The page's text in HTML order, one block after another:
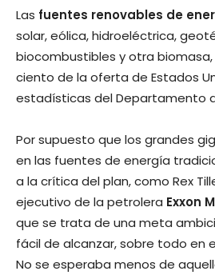
Las fuentes renovables de
solar, eólica, hidroeléctrica,
biocombustibles y otra
ciento de la oferta de Estados
estadísticas del Departamento
Por supuesto que los grandes
en las fuentes de energía
a la crítica del plan, como Rex
ejecutivo de la petrolera Exxon
que se trata de una meta
fácil de alcanzar, sobre todo en
No se esperaba menos de